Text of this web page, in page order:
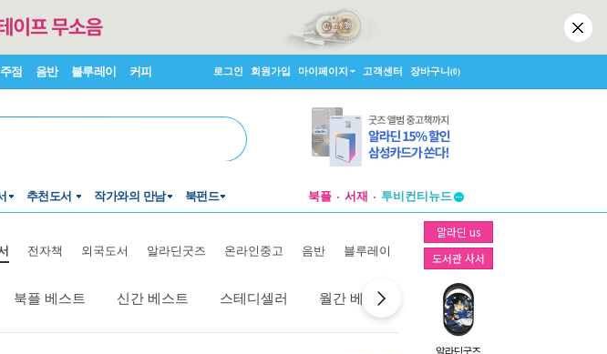
점 음반 블루레이 커피 로그인 회원가입 마이페이지 고객센터 장바구니(0)
추천도서 작가와의 만남 북펀드 북플 서재
투비컨티뉴드
창작플랫폼
투비컨티뉴드
알라딘 us
도서관 사서
전자책 외국도서 알라딘굿즈 온라인중고 음반 블루레이
북플 베스트 신간 베스트 스테디셀러 월간 베스트 역대 베스트